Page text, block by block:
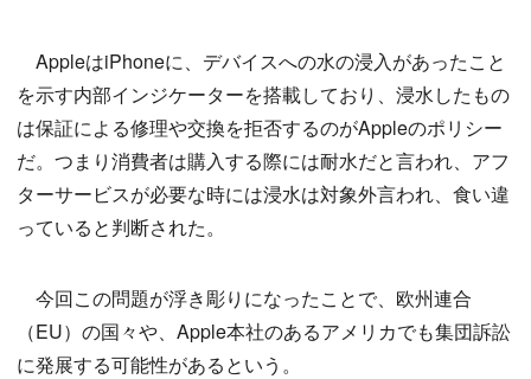
AppleはiPhoneに、デバイスへの水の浸入があったこと
を示す内部インジケーターを搭載しており、浸水したもの
は保証による修理や交換を拒否するのがAppleのポリシー
だ。つまり消費者は購入する際には耐水だと言われ、アフ
ターサービスが必要な時には浸水は対象外言われ、食い違
っていると判断された。
今回この問題が浮き彫りになったことで、欧州連合
（EU）の国々や、Apple本社のあるアメリカでも集団訴訟
に発展する可能性があるという。